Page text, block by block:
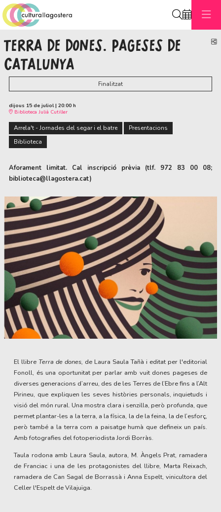
TERRA DE DONES. PAGESES DE
CATALUNYA
Finalitzat
dijous 15 de juliol| 20:00 h
Biblioteca Julià Cutiller
Arrela't - Jornades del segar i el batre
Presentacions
Biblioteca
Aforament limitat. Cal inscripció prèvia (tlf. 972 83 00 08;
biblioteca@llagostera.cat)
El llibre Terra de dones, de Laura Saula Tañà i editat per l'editorial
Fonoll, és una oportunitat per parlar amb vuit dones pageses de
diverses generacions d’arreu, des de les Terres de l’Ebre fins a l’Alt
Pirineu, que expliquen les seves històries personals, inquietuds i
visió del món rural. Una mostra clara i senzilla, però profunda, que
permet plantar-les a la terra, a la física, la de la feina, la de l’esforç,
però també a la terra com a paisatge humà que defineix un país.
Amb fotografies del fotoperiodista Jordi Borràs.
Taula rodona amb Laura Saula, autora, M. Àngels Prat, ramadera
de Franciac i una de les protagonistes del llibre, Marta Reixach,
ramadera de Can Sagal de Borrassà i Anna Espelt, vinicultora del
Celler l'Espelt de Vilajuïga.